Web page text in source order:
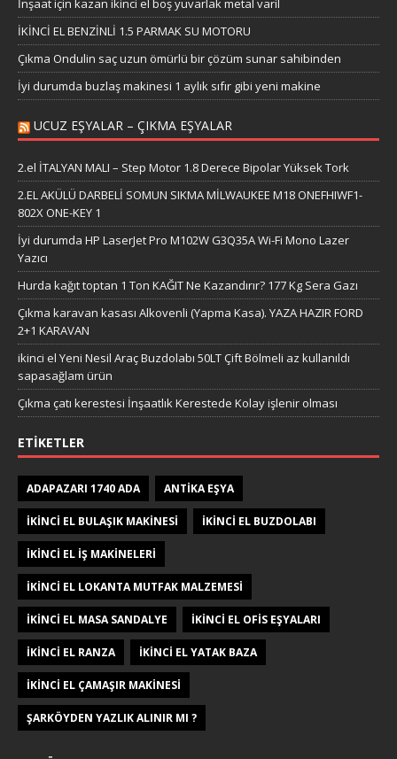
İnşaat için kazan ikinci el boş yuvarlak metal varil
İKİNCİ EL BENZİNLİ 1.5 PARMAK SU MOTORU
Çıkma Ondulin saç uzun ömürlü bir çözüm sunar sahibinden
İyi durumda buzlaş makinesi 1 aylık sıfır gibi yeni makine
UCUZ EŞYALAR – ÇIKMA EŞYALAR
2.el İTALYAN MALI – Step Motor 1.8 Derece Bipolar Yüksek Tork
2.EL AKÜLÜ DARBELİ SOMUN SIKMA MİLWAUKEE M18 ONEFHIWF1-
802X ONE-KEY 1
İyi durumda HP LaserJet Pro M102W G3Q35A Wi-Fi Mono Lazer
Yazıcı
Hurda kağıt toptan 1 Ton KAĞIT Ne Kazandırır? 177 Kg Sera Gazı
Çıkma karavan kasası Alkovenli (Yapma Kasa). YAZA HAZIR FORD
2+1 KARAVAN
ikinci el Yeni Nesil Araç Buzdolabı 50LT Çift Bölmeli az kullanıldı
sapasağlam ürün
Çıkma çatı kerestesi İnşaatlık Kerestede​​ Kolay işlenir olması
ETIKETLER
ADAPAZARI 1740 ADA ANTIKA EŞYA
IKINCI EL BULAŞIK MAKINESI IKINCI EL BUZDOLABI
IKINCI EL IŞ MAKINELERI
IKINCI EL LOKANTA MUTFAK MALZEMESI
IKINCI EL MASA SANDALYE IKINCI EL OFIS EŞYALARI
IKINCI EL RANZA IKINCI EL YATAK BAZA
IKINCI EL ÇAMAŞIR MAKINESI
ŞARKÖYDEN YAZLIK ALINIR MI ?